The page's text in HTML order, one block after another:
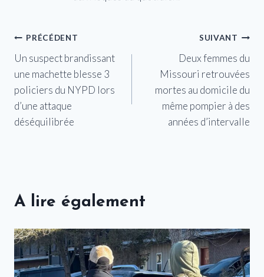
Navigation
de
l’article
PRÉCÉDENT
Un suspect brandissant
une machette blesse 3
policiers du NYPD lors
d’une attaque
déséquilibrée
SUIVANT
Deux femmes du
Missouri retrouvées
mortes au domicile du
même pompier à des
années d’intervalle
A lire également